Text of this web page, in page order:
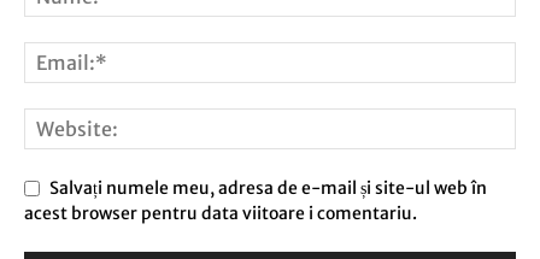
Salvați numele meu, adresa de e-mail și site-ul web în
acest browser pentru data viitoare i comentariu.